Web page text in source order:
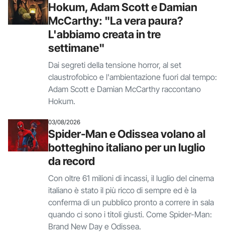
Hokum, Adam Scott e Damian
McCarthy: "La vera paura?
L'abbiamo creata in tre
settimane"
Dai segreti della tensione horror, al set
claustrofobico e l'ambientazione fuori dal tempo:
Adam Scott e Damian McCarthy raccontano
Hokum.
03/08/2026
Spider-Man e Odissea volano al
botteghino italiano per un luglio
da record
Con oltre 61 milioni di incassi, il luglio del cinema
italiano è stato il più ricco di sempre ed è la
conferma di un pubblico pronto a correre in sala
quando ci sono i titoli giusti. Come Spider-Man:
Brand New Day e Odissea.